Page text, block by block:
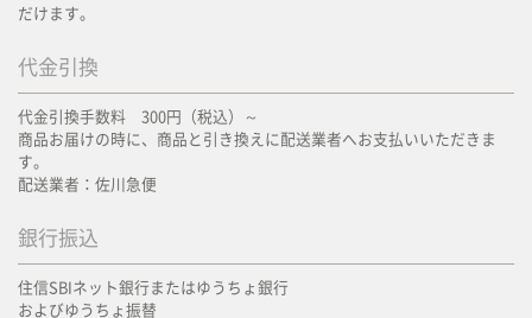
だけます。
代金引換
代金引換手数料 300円（税込）～
商品お届けの時に、商品と引き換えに配送業者へお支払いいただきま
す。
配送業者：佐川急便
銀行振込
住信SBIネット銀行またはゆうちょ銀行
およびゆうちょ振替